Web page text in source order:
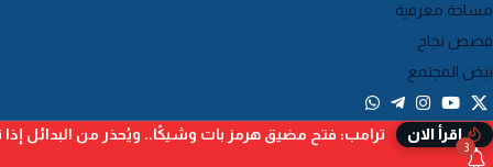
مساحة معرفية
قصص نجاح
نبض المجتمع
إقرأ الان ترامب: فتح مضيق هرمز بات وشيكًا.. ويُحذر من البدائل إذا
3